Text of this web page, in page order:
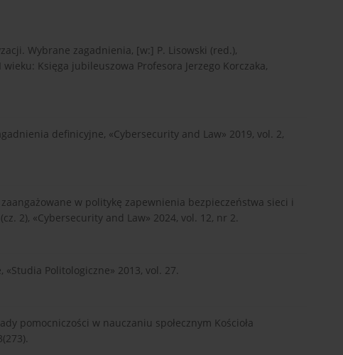
Wybrane zagadnienia, [w:] P. Lisowski (red.),
Księga jubileuszowa Profesora Jerzego Korczaka,
definicyjne, «Cybersecurity and Law» 2019, vol. 2,
w politykę zapewnienia bezpieczeństwa sieci i
2), «Cybersecurity and Law» 2024, vol. 12, nr 2.
Politologiczne» 2013, vol. 27.
pomocniczości w nauczaniu społecznym Kościoła